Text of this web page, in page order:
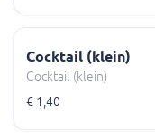
Cocktail (klein)
Cocktail (klein)
€ 1,40